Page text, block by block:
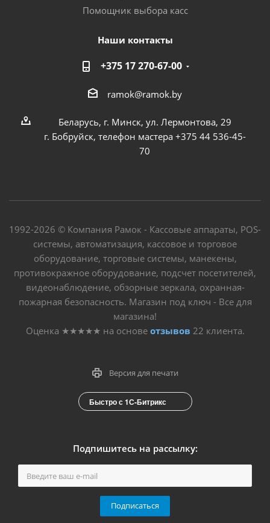
Помощник выбора касс
Наши контакты
+375 17 270-67-00
ramok@ramok.by
Беларусь, г. Минск, ул. Лермонтова, 29
г. Бобруйск, телефон мастера +375 44 536-45-
70
1992-2026 © Компания Рамок - Кассовые аппараты, POS-
системы, автоматизация, кассовое и торговое
оборудование, торговые системы, манекены,
противокражное оборудование, подсчет посетителей,
видеонаблюдение, обзорные зеркала, охранная-
пожарная безопасность. Магазин под ключ - Все для
магазина!
Оценка ★★★★★ на основе отзывов 22 клиента.
Версия для печати
Быстро с 1С-Битрикс
Подпишитесь на рассылку:
Подписаться